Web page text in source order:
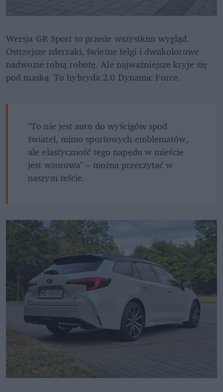
Wersja GR Sport to przede wszystkim wygląd.
Ostrzejsze zderzaki, świetne felgi i dwukolorowe
nadwozie robią robotę. Ale najważniejsze kryje się
pod maską. To hybryda 2.0 Dynamic Force.
"To nie jest auto do wyścigów spod
świateł, mimo sportowych emblematów,
ale elastyczność tego napędu w mieście
jest wzorowa" – można przeczytać w
naszym teście.